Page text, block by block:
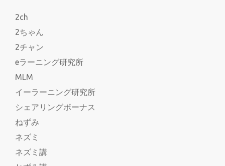
2ch
2ちゃん
2チャン
eラーニング研究所
MLM
イーラーニング研究所
シェアリングボーナス
ねずみ
ネズミ
ネズミ講